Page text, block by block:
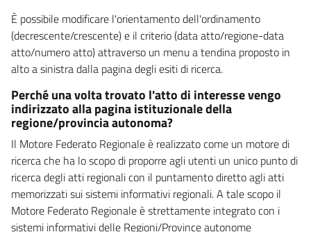
È possibile modificare l'orientamento dell'ordinamento
(decrescente/crescente) e il criterio (data atto/regione-data
atto/numero atto) attraverso un menu a tendina proposto in
alto a sinistra dalla pagina degli esiti di ricerca.
Perché una volta trovato l'atto di interesse vengo
indirizzato alla pagina istituzionale della
regione/provincia autonoma?
Il Motore Federato Regionale è realizzato come un motore di
ricerca che ha lo scopo di proporre agli utenti un unico punto di
ricerca degli atti regionali con il puntamento diretto agli atti
memorizzati sui sistemi informativi regionali. A tale scopo il
Motore Federato Regionale è strettamente integrato con i
sistemi informativi delle Regioni/Province autonome